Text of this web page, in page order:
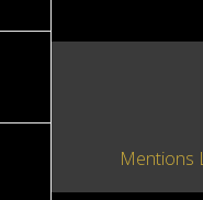
Mentions